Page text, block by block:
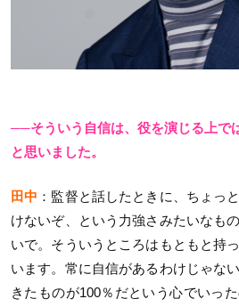
──そういう自信は、役を演じる上で
と思いました。
田中 ：監督と話したときに、ちょっ
けないぞ、という力強さみたいなも
いで。そういうところはもともと持
います。常に自信があるわけじゃな
きたものが100％だという心でいっ